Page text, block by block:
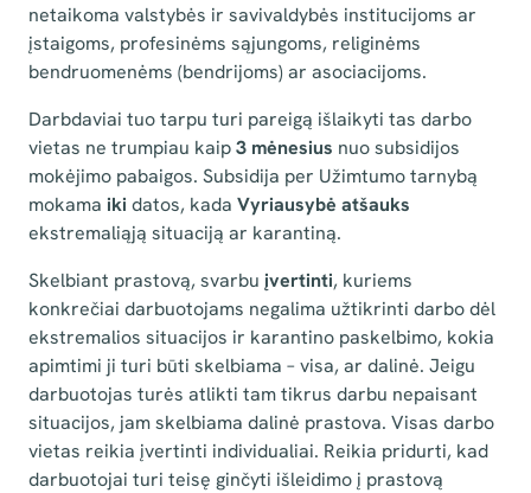
netaikoma valstybės ir savivaldybės institucijoms ar
įstaigoms, profesinėms sąjungoms, religinėms
bendruomenėms (bendrijoms) ar asociacijoms.
Darbdaviai tuo tarpu turi pareigą išlaikyti tas darbo
vietas ne trumpiau kaip3 mėnesius nuo subsidijos
mokėjimo pabaigos. Subsidija per Užimtumo tarnybą
mokama iki datos, kada Vyriausybė atšauks
ekstremaliąją situaciją ar karantiną.
Skelbiant prastovą, svarbu įvertinti, kuriems
konkrečiai darbuotojams negalima užtikrinti darbo dėl
ekstremalios situacijos ir karantino paskelbimo, kokia
apimtimi ji turi būti skelbiama – visa, ar dalinė. Jeigu
darbuotojas turės atlikti tam tikrus darbu nepaisant
situacijos, jam skelbiama dalinė prastova. Visas darbo
vietas reikia įvertinti individualiai. Reikia pridurti, kad
darbuotojai turi teisę ginčyti išleidimo į prastovą